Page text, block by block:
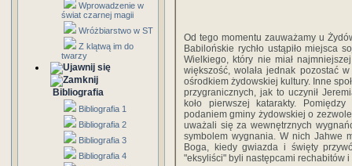
Wprowadzenie w
świat czarnej magii
Wróżbiarstwo w ST
Z klątwą im do
twarzy
Bibliografia
Bibliografia 1
Bibliografia 2
Bibliografia 3
Bibliografia 4
Od tego momentu zauważamy u
Babilońskie rychło ustąpiło miejsca
Wielkiego, który nie miał
większość, wolała jednak pozostać
ośrodkiem żydowskiej kultury. Inne
przygranicznych, jak to uczynił
koło pierwszej katarakty.
podaniem gminy żydowskiej o
uważali się za wewnętrznych
symbolem wygnania. W nich Jahwe
Boga, kiedy gwiazda i święty
"eksyliści" byli następcami rechabitów